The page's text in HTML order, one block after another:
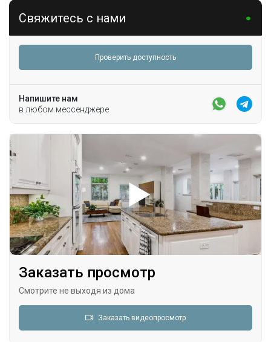
Свяжитесь с нами
Проверить доступность
Напишите нам
в любом мессенджере
Заказать просмотр
Смотрите не выходя из дома
Заказать видеопросмотр